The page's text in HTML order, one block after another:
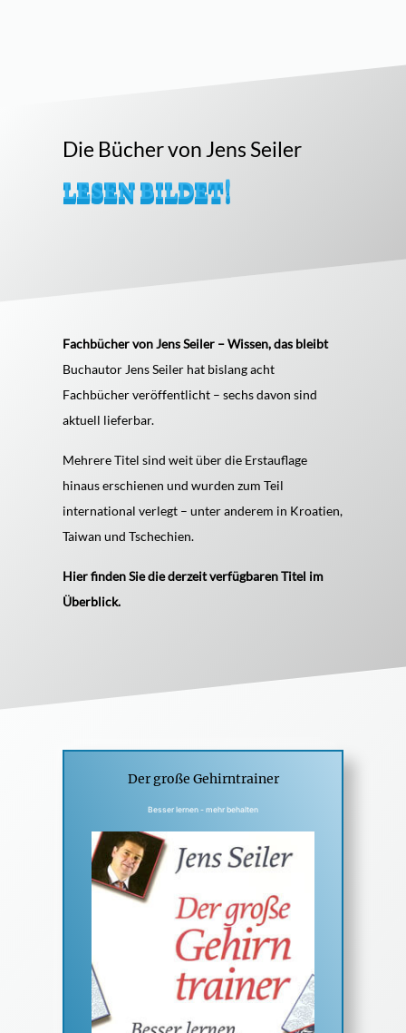
Die Bücher von Jens Seiler
LESEN BILDET!
Fachbücher von Jens Seiler – Wissen, das bleibt
Buchautor Jens Seiler hat bislang acht
Fachbücher veröffentlicht – sechs davon sind
aktuell lieferbar.
Mehrere Titel sind weit über die Erstauflage
hinaus erschienen und wurden zum Teil
international verlegt – unter anderem in Kroatien,
Taiwan und Tschechien.
Hier finden Sie die derzeit verfügbaren Titel im
Überblick.
Der große Gehirntrainer
Besser lernen - mehr behalten